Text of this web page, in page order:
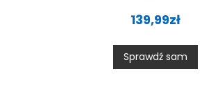
0
o
u
t
139,99zł
Sprawdź sam